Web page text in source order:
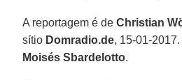
A reportagem é deChristian
sítio Domradio.de, 15-01-
Moisés Sbardelotto.